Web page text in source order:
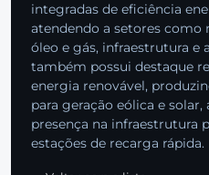
integradas de eficiência
atendendo a setores como
óleo e gás, infraestrutura e
também possui destaque
energia renovável,
para geração eólica e
presença na infraestrutura
estações de recarga rápida.